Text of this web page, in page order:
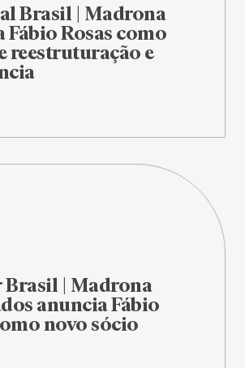
Brasil | Madrona
Fábio Rosas como
reestruturação e
Brasil | Madrona
anuncia Fábio
novo sócio